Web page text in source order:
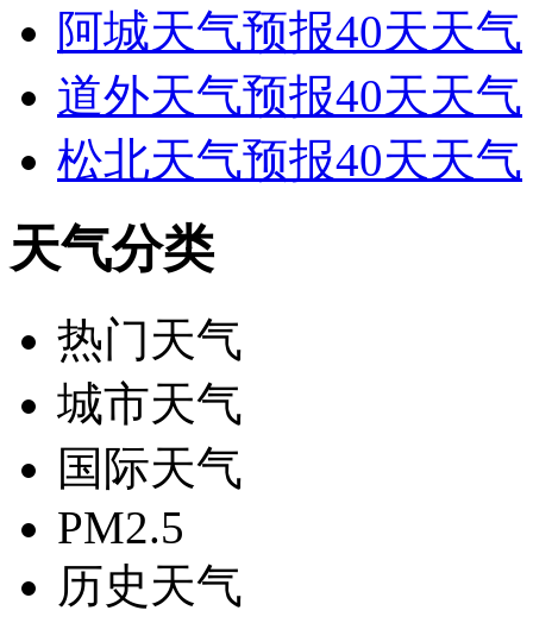
阿城天气预报40天天气
道外天气预报40天天气
松北天气预报40天天气
天气分类
热门天气
城市天气
国际天气
PM2.5
历史天气